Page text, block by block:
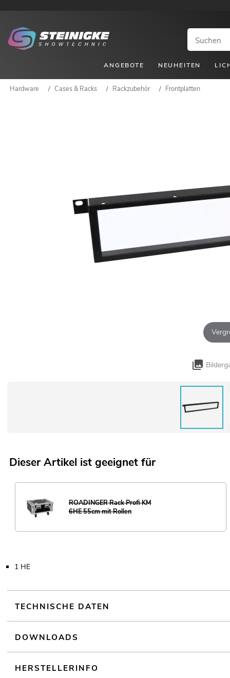
ANGEBOTE NEUHEITEN
Hardware / Cases & Racks / Rackzubehör / Frontplatten
Dieser Artikel ist geeignet für
ROADINGER Rack Profi KM
6HE 55cm mit Rollen
1 HE
TECHNISCHE DATEN
DOWNLOADS
HERSTELLERINFO